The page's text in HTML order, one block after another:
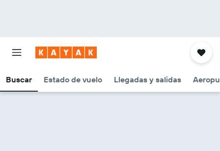
Buscar Estado de vuelo Llegadas y salidas